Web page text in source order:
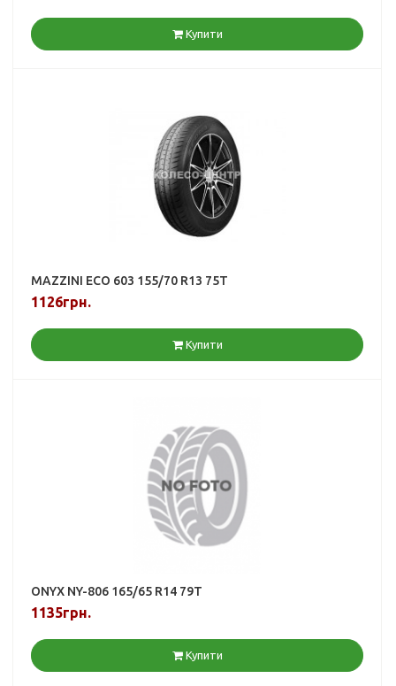
Купити
MAZZINI ECO 603 155/70 R13 75T
1126грн.
Купити
ONYX NY-806 165/65 R14 79T
1135грн.
Купити